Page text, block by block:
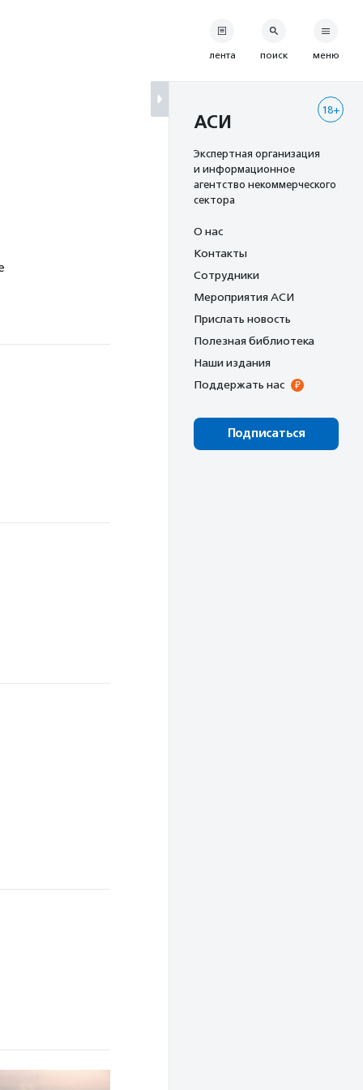
лента поиск меню
18+
АСИ
Экспертная организация
и информационное
агентство некоммерческого
сектора
О нас
Контакты
Сотрудники
Мероприятия АСИ
Прислать новость
Полезная библиотека
Наши издания
Поддержать нас
Подписаться